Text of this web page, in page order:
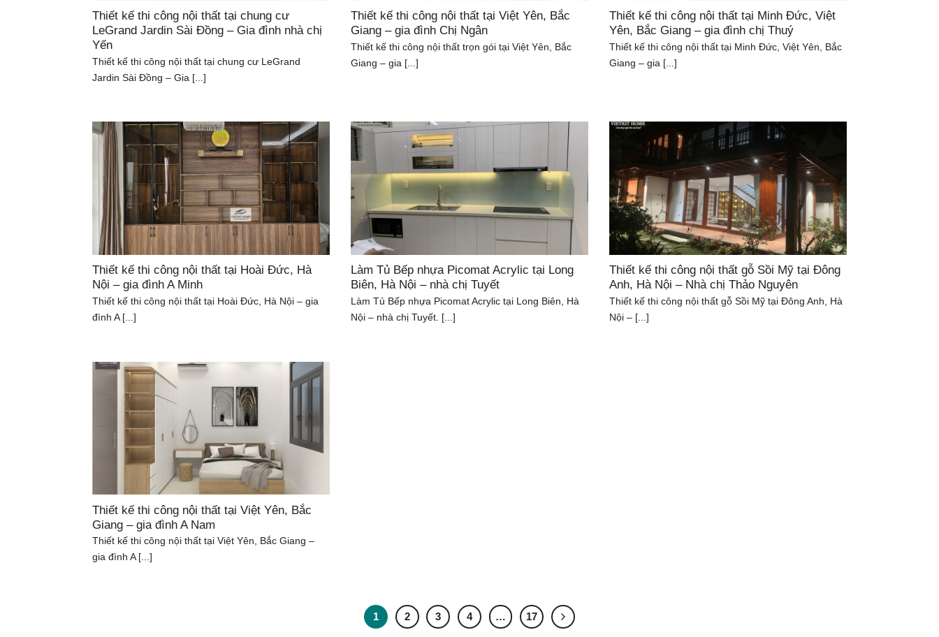
Thiết kế thi công nội thất tại chung cư
LeGrand Jardin Sài Đồng – Gia đình nhà chị
Yến
Thiết kế thi công nội thất tại chung cư LeGrand
Jardin Sài Đồng – Gia [...]
Thiết kế thi công nội thất tại Việt Yên, Bắc
Giang – gia đình Chị Ngân
Thiết kế thi công nội thất trọn gói tại Việt Yên, Bắc
Giang – gia [...]
Thiết kế thi công nội thất tại Minh Đức, Việt
Yên, Bắc Giang – gia đình chị Thuý
Thiết kế thi công nội thất tại Minh Đức, Việt Yên, Bắc
Giang – gia [...]
Thiết kế thi công nội thất tại Hoài Đức, Hà
Nội – gia đình A Minh
Thiết kế thi công nội thất tại Hoài Đức, Hà Nội – gia
đình A [...]
Làm Tủ Bếp nhựa Picomat Acrylic tại Long
Biên, Hà Nội – nhà chị Tuyết
Làm Tủ Bếp nhựa Picomat Acrylic tại Long Biên, Hà
Nội – nhà chị Tuyết. [...]
Thiết kế thi công nội thất gỗ Sồi Mỹ tại Đông
Anh, Hà Nội – Nhà chị Thảo Nguyên
Thiết kế thi công nội thất gỗ Sồi Mỹ tại Đông Anh, Hà
Nội – [...]
Thiết kế thi công nội thất tại Việt Yên, Bắc
Giang – gia đình A Nam
Thiết kế thi công nội thất tại Việt Yên, Bắc Giang –
gia đình A [...]
1 2 3 4 … 17